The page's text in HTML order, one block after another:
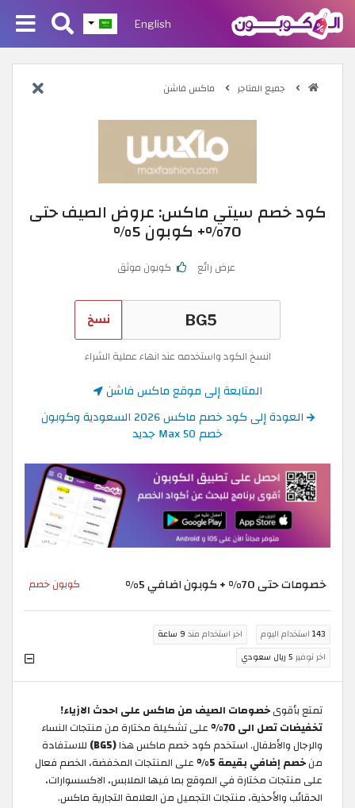
English
جميع المتاجر ماكس فاشن
كود خصم سيتي ماكس: عروض الصيف حتى
70%+ كوبون 5%
عرض رائع كوبون موثق
نسخ
انسخ الكود واستخدمه عند انهاء عملية الشراء
المتابعة إلى موقع ماكس فاشن
العودة إلى كود خصم ماكس 2026 السعودية وكوبون
خصم Max 50 جديد
خصومات حتى 70% + كوبون اضافي 5% كوبون خصم
143 استخدام اليوم اخر استخدام منذ 9 ساعة
اخر توفير 5 ريال سعودي
تمتع بأقوىخصومات الصيف من ماكس على احدث الازياء!
تخفيضات تصل الى 70%
على تشكيلة مختارة من منتجات النساء
والرجال والأطفال. استخدم كود خصم ماكس هذا(BG5)
للاستفادة
منخصم إضافي بقيمة 5%
على المنتجات المخفضة، الخصم فعال
على منتجات مختارة في الموقع بما فيها الملابس، الاكسسوارات،
الحقائب والأحذية، منتجات التجميل من العلامة التجارية ماكس.